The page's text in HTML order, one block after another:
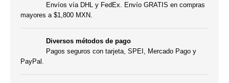
Envíos vía DHL y FedEx. Envío GRATIS en compras
mayores a $1,800 MXN.
Diversos métodos de pago
Pagos seguros con tarjeta, SPEI, Mercado Pago y
PayPal.